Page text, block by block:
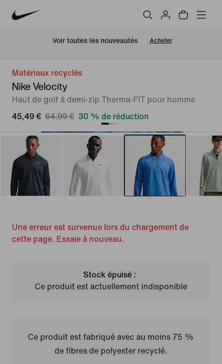
Voir toutes les nouveautés Acheter
Matériaux recyclés
Nike Velocity
Haut de golf à demi-zip Therma-FIT pour homme
45,49 € 64,99 € 30 % de réduction
Une erreur est survenue lors du chargement de
cette page. Essaie à nouveau.
Stock épuisé :
Ce produit est actuellement indisponible
Ce produit est fabriqué avec au moins 75 %
de fibres de polyester recyclé.